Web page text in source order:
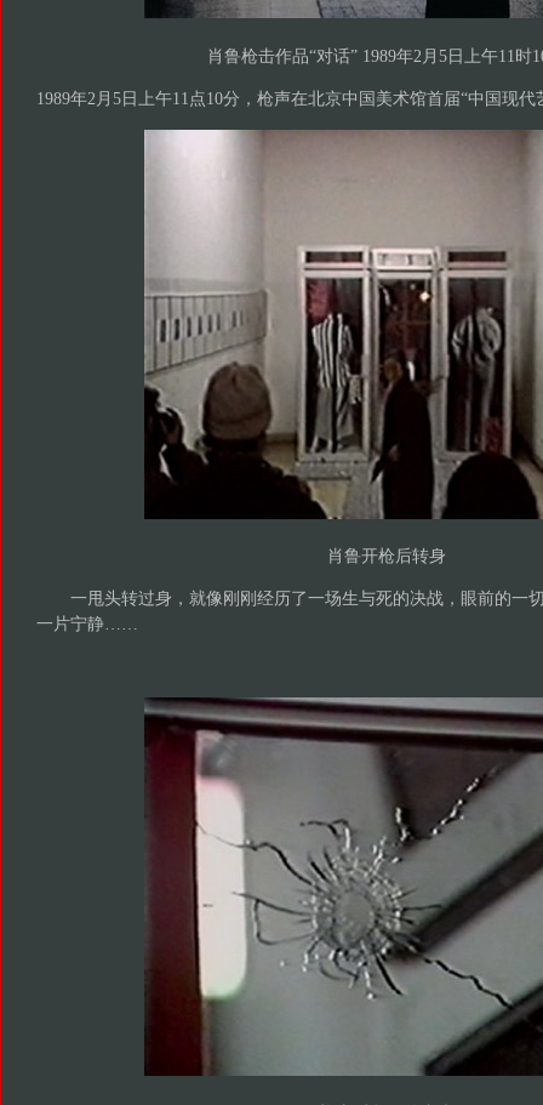
肖鲁枪击作品“对话” 1989年2月5日上午11时
1989年2月5日上午11点10分，枪声在北京中国美术馆首届“中国现
肖鲁开枪后转身
一甩头转过身，就像刚刚经历了一场生与死的决战，眼前的一
一片宁静……